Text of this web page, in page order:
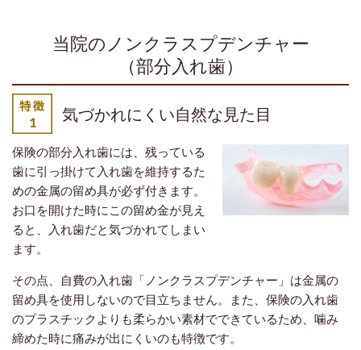
当院のノンクラスプデンチャー
（部分入れ歯）
気づかれにくい自然な見た目
保険の部分入れ歯には、残っている
歯に引っ掛けて入れ歯を維持するた
めの金属の留め具が必ず付きます。
お口を開けた時にこの留め金が見え
ると、入れ歯だと気づかれてしまい
ます。
その点、自費の入れ歯「ノンクラスプデンチャー」は金属の
留め具を使用しないので目立ちません。また、保険の入れ歯
のプラスチックよりも柔らかい素材でできているため、噛み
締めた時に痛みが出にくいのも特徴です。